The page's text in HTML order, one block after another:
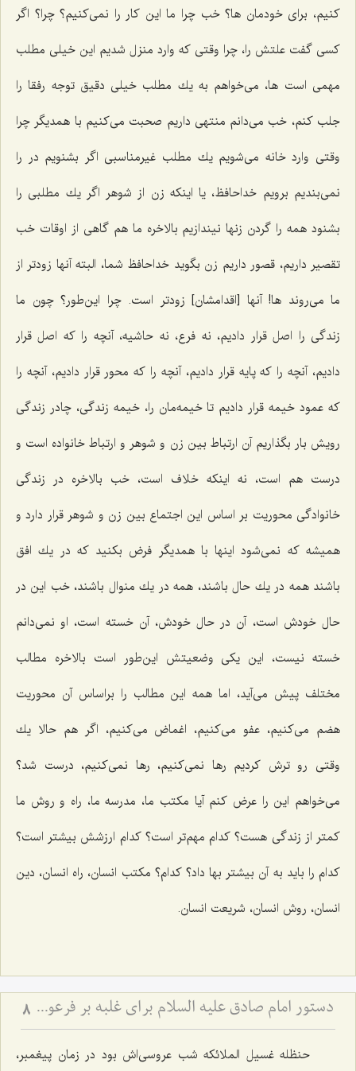
كنیم، برای خودمان ها؟ خب چرا ما این كار را نمی‌كنیم؟ چرا؟ اگر
كسی گفت علتش را، چرا وقتی كه وارد منزل شدیم این خیلی مطلب
مهمی است ها، می‌خواهم به یك مطلب خیلی دقیق توجه رفقا را
جلب كنم، خب می‌دانم منتهی داریم صحبت می‌كنیم با همدیگر چرا
وقتی وارد خانه می‌شویم یك مطلب غیرمناسبی اگر بشنویم در را
نمی‌بندیم برویم خداحافظ، یا اینكه زن از شوهر اگر یك مطلبی را
بشنود همه را گردن زنها نیندازیم بالاخره ما هم گاهی از اوقات خب
تقصیر داریم، قصور داریم زن بگوید خداحافظ شما، البته آنها زودتر از
ما می‌روند ها! آنها [اقدامشان‌] زودتر است. چرا این‌طور؟ چون ما
زندگی را اصل قرار دادیم، نه فرع، نه حاشیه، آنچه را كه اصل قرار
دادیم، آنچه را كه پایه قرار دادیم، آنچه را كه محور قرار دادیم، آنچه را
كه عمود خیمه قرار دادیم تا خیمه‌مان را، خیمه زندگی، چادر زندگی
رویش بار بگذاریم آن ارتباط بین زن و شوهر و ارتباط خانواده است و
درست هم است، نه اینكه خلاف است، خب بالاخره در زندگی
خانوادگی محوریت بر اساس این اجتماع بین زن و شوهر قرار دارد و
همیشه كه نمی‌شود اینها با همدیگر فرض بكنید كه در یك افق
باشند همه در یك حال باشند، همه در یك منوال باشند، خب این در
حال خودش است، آن در حال خودش، آن خسته است، او نمی‌دانم
خسته نیست، این یكی وضعیتش این‌طور است بالاخره مطالب
مختلف پیش می‌آید، اما همه این مطالب را براساس آن محوریت
هضم می‌كنیم، عفو می‌كنیم، اغماض می‌كنیم، اگر هم حالا یك
وقتی رو ترش كردیم رها نمی‌كنیم، رها نمی‌كنیم، درست شد؟
می‌خواهم این را عرض كنم آیا مكتب ما، مدرسه ما، راه و روش ما
كمتر از زندگی هست؟ كدام مهم‌تر است؟ كدام ارزشش بیشتر است؟
كدام را باید به آن بیشتر بها داد؟ كدام؟ مكتب انسان، راه انسان، دین
انسان، روش انسان، شریعت انسان.
دستور امام صادق علیه السلام برای غلبه بر فرعونیت نفس 8
حنظله غسیل الملائكه شب عروسی‌اش بود در زمان پیغمبر،